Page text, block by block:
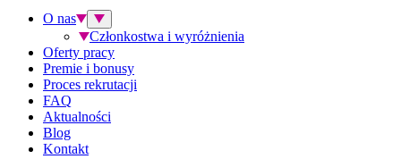
O nas
Członkostwa i wyróżnienia
Oferty pracy
Premie i bonusy
Proces rekrutacji
FAQ
Aktualności
Blog
Kontakt